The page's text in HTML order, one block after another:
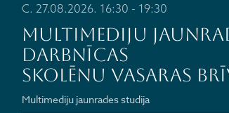
C. 27.08.2026. 16:30 - 19:30
Multimediju
darbnīcas
skolēnu vasaras
Multimediju jaunrades studija